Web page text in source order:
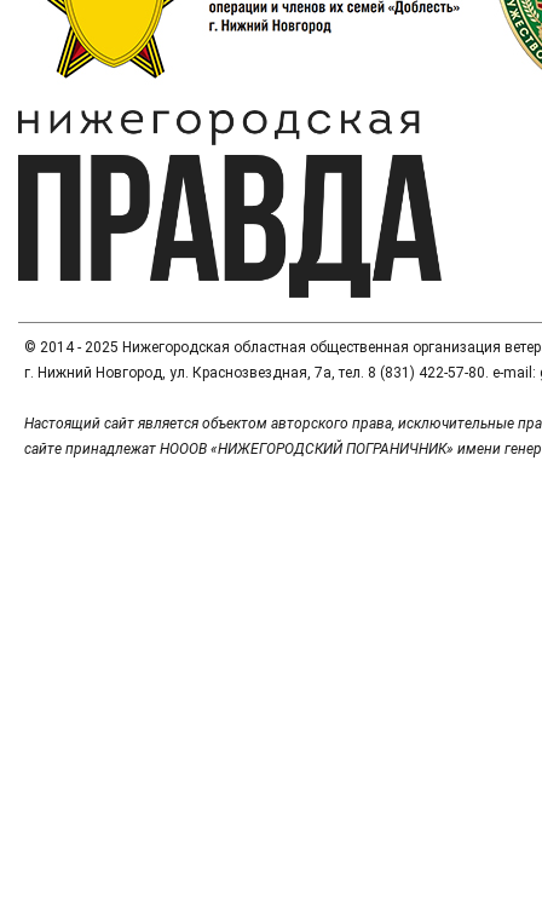
© 2014 - 2025 Нижегородская областная общественная организация
г. Нижний Новгород, ул. Краснозвездная, 7а, тел. 8 (831) 422-57-80. e-
Настоящий сайт является объектом авторского права, исключительные
сайте принадлежат НОООВ «НИЖЕГОРОДСКИЙ ПОГРАНИЧНИК» имени